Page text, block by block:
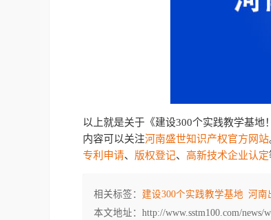
以上就是关于《建设300个实践教学基
内容可以关注河南盛世知识产权官方网站
专利申请、 版权登记、 高新技术企业认定
相关标签： 建设300个实践教学基地 河南
本文地址：http://www.sstm100.com/news/